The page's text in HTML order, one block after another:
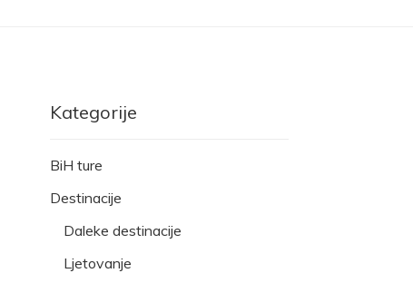
Kategorije
BiH ture
Destinacije
Daleke destinacije
Ljetovanje